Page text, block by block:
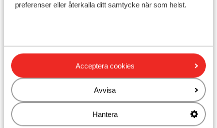
preferenser eller återkalla ditt samtycke när som helst.
Acceptera cookies
Avvisa
Hantera
Avstånd till skidlift planai är ca 300 m